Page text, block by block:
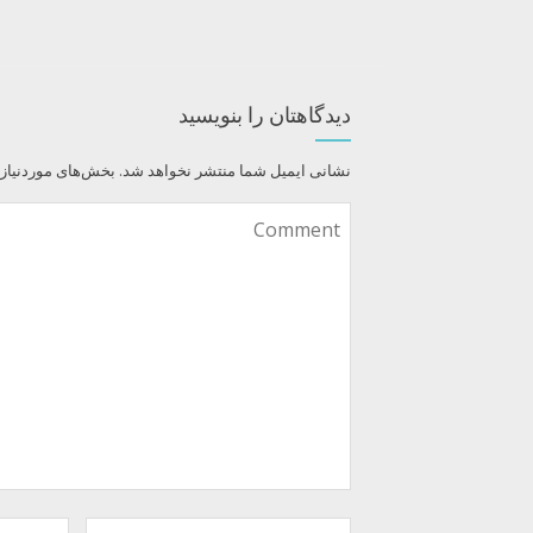
دیدگاهتان را بنویسید
نشانی ایمیل شما منتشر نخواهد شد. بخش‌های